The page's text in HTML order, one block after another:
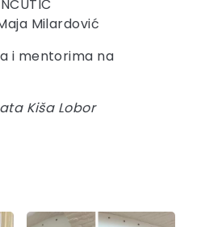
Milardović
i mentorima na
Kiša Lobor